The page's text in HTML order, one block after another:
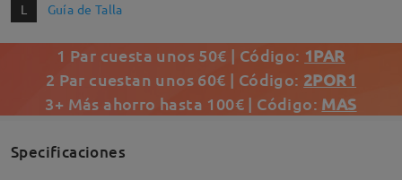
L Guía de Talla
1 Par cuesta unos 50€ | Código: 1PAR
2 Par cuestan unos 60€ | Código: 2POR1
3+ Más ahorro hasta 100€ | Código: MAS
Specificaciones